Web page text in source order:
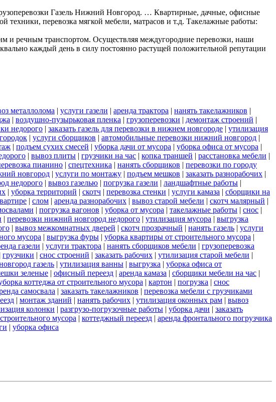
Газель Нижний Новгород. … Квартирные, дачные, офисные
техники, перевозка мягкой мебели, матрасов и т.д. Такелажные работы:
и речным транспортом. Осуществляя междугородние перевозки, наши
каждый день в силу постоянно растущей положительной репутации
металлолома | услуги газели | аренда трактора | нанять такелажников |
| воздушно-пузырьковая пленка | грузоперевозки | демонтаж строений |
недорого | заказать газель для перевозки в нижнем новгороде | утилизация
| услуги сборщиков | автомобильные перевозки нижний новгород |
| подъем сухих смесей | уборка дачи от мусора | уборка офиса от мусора |
| вывоз плиты | грузчики на час | копка траншей | расстановка мебели |
пианино | спецтехника | нанять сборщиков | перевозки по городу
новгород | услуги по монтажу | подъем мешков | заказать разнорабочих |
недорого | вывоз газелью | погрузка газели | ландшафтные работы |
| уборка территорий | скотч | перевозка стенки | услуги камаза | сборщики на
| слом | аренда разнорабочих | вывоз старой мебели | скотч малярный |
| погрузка вагонов | уборка от мусора | такелажные работы | снос |
| перевозки нижний новгород недорого | утилизация мусора | выгрузка
| вывоз межкомнатных дверей | скотч прозрачный | нанять газель | услуги
мусора | выгрузка фуры | уборка квартиры от строительного мусора |
газели | услуги трактора | нанять сборщиков мебели | грузоперевозка
грузчики | снос строений | заказать рабочих | утилизация старой мебели |
газель | утилизация ванны | выгрузка | уборка офиса от
зеленые | офисный переезд | аренда камаза | сборщики мебели на час |
коттеджа от строительного мусора | картон | погрузка | снос
самосвала | заказать такелажников | перевозка мебели с грузчиками
| монтаж зданий | нанять рабочих | утилизация оконных рам | вывоз
колонки | разгрузо-погрузочные работы | уборка дачи | заказать
мусора | коттеджный переезд | аренда фронтального погрузчика
| уборка офиса